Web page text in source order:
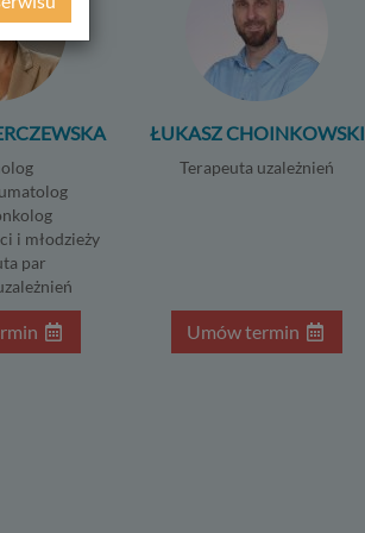
i młodzieży
par
ŁUKASZ CHOINKOWSKI
Terapeuta uzależnień
Umów termin
z
W tej